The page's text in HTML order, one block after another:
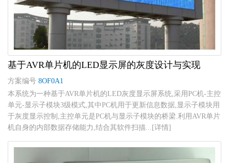
基于AVR单片机的LED显示屏的灰度设计与实现
方案编号 8OF0A1
本系统为一种基于AVR单片机的LED灰度显示屏系统,采用PC机-主控
单元-显示子模块3级模式,其中PC机用于更新信息数据,显示子模块用
于灰度显示控制,主控单元是PC机与显示子模块的桥梁.利用AVR单片
机自身的内部数据存储能力,结合其软件扫描...[详情]